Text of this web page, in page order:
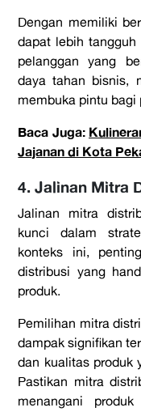
Dengan memiliki
dapat lebih
pelanggan yang
daya tahan bisnis,
membuka pintu bagi
Baca Juga:
Jajanan di Kota
4. Jalinan Mitra
Jalinan mitra
kunci dalam
konteks ini,
distribusi yang
produk.
Pemilihan mitra
dampak signifikan
dan kualitas produk
Pastikan mitra
menangani